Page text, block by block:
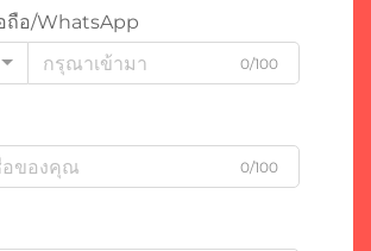
ถือ/WhatsApp
0/100
0/100